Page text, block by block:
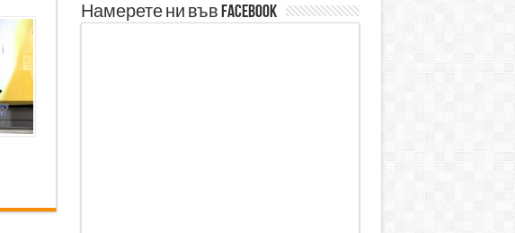
Намерете ни във Facebook